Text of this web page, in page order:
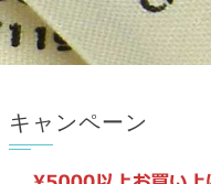
キャンペーン